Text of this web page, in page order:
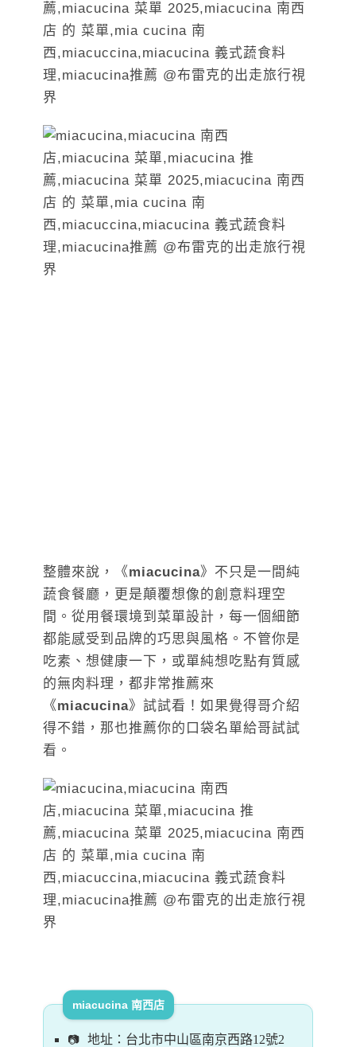
整體來說，《miacucina》不只是一間純
蔬食餐廳，更是顛覆想像的創意料理空
間。從用餐環境到菜單設計，每一個細節
都能感受到品牌的巧思與風格。不管你是
吃素、想健康一下，或單純想吃點有質感
的無肉料理，都非常推薦來
《miacucina》試試看！如果覺得哥介紹
得不錯，那也推薦你的口袋名單給哥試試
看。
miacucina 南西店
地址：台北市中山區南京西路12號2